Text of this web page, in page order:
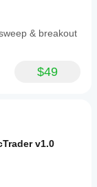
& breakout
$49
v1.0